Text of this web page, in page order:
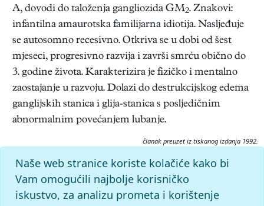
A, dovodi do taloženja gangliozida GM2. Znakovi:
infantilna amaurotska familijarna idiotija. Nasljeđuje
se autosomno recesivno. Otkriva se u dobi od šest
mjeseci, progresivno razvija i završi smrću obično do
3. godine života. Karakterizira je fizičko i mentalno
zaostajanje u razvoju. Dolazi do destrukcijskog edema
ganglijskih stanica i glija-stanica s posljedičnim
abnormalnim povećanjem lubanje.
članak preuzet iz tiskanog izdanja 1992.
Citiranje:
gangliozidoze.
Medicinski leksikon (1992), mrežno izdanje.
Leksikografski zavod Miroslav Krleža, 2026. Pristupljeno
7.8.2026. <https://medicinski.lzmk.hr/clanak/gangliozidoze>.
Naše web stranice koriste kolačiće kako bi
Vam omogućili najbolje korisničko
iskustvo, za analizu prometa i korištenje